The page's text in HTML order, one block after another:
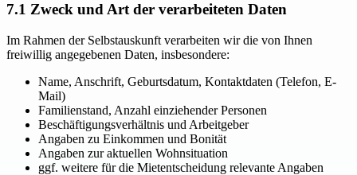
7.1 Zweck und Art der verarbeiteten Daten
Im Rahmen der Selbstauskunft verarbeiten wir die von Ihnen
freiwillig angegebenen Daten, insbesondere:
Name, Anschrift, Geburtsdatum, Kontaktdaten (Telefon, E-
Mail)
Familienstand, Anzahl einziehender Personen
Beschäftigungsverhältnis und Arbeitgeber
Angaben zu Einkommen und Bonität
Angaben zur aktuellen Wohnsituation
ggf. weitere für die Mietentscheidung relevante Angaben